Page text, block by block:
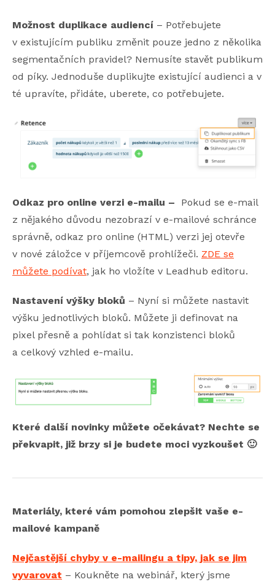
Možnost duplikace audiencí – Potřebujete
v existujícím publiku změnit pouze jedno z několika
segmentačních pravidel? Nemusíte stavět publikum
od píky. Jednoduše duplikujte existující audienci a v
té upravíte, přidáte, uberete, co potřebujete.
Odkaz pro online verzi e-mailu – Pokud se e-mail
z nějakého důvodu nezobrazí v e-mailové schránce
správně, odkaz pro online (HTML) verzi jej otevře
v nové záložce v příjemcově prohlížeči. ZDE se
můžete podívat, jak ho vložíte v Leadhub editoru.
Nastavení výšky bloků – Nyní si můžete nastavit
výšku jednotlivých bloků. Můžete ji definovat na
pixel přesně a pohlídat si tak konzistenci bloků
a celkový vzhled e-mailu.
Které další novinky můžete očekávat? Nechte se
překvapit, již brzy si je budete moci vyzkoušet 🙂
Materiály, které vám pomohou zlepšit vaše e-
mailové kampaně
Nejčastější chyby v e-mailingu a tipy, jak se jim
vyvarovat – Koukněte na webinář, který jsme